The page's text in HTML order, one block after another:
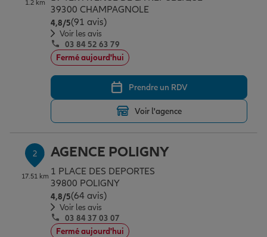
Assurance emprunteur
Prévoyance et dépendance
Assurance animal de compagnie
Protection de la famille
Protection juridique
Épargne & retraite
Plan épargne retraite
Assurance vie
Placements financiers
Investissements immobiliers
Transmission
Vos projets
Partir en vacances
Déménager
Changer de voiture
Départ à la retraite
Conseil assurance
Outre-mer
Assurance auto
Assurance habitation
Professionnels
Allianz en France
1.2 km
39300 CHAMPAGNOLE
4,8/5Note de 4.8 sur 5
(91 avis)
Voir les avis
03 84 52 63 79
Fermé aujourd'hui
Prendre un RDV
Voir l'agence
2
17.51 km
AGENCE POLIGNY
1 PLACE DES DEPORTES
39800 POLIGNY
4,8/5Note de 4.8 sur 5
(64 avis)
Voir les avis
03 84 37 03 07
Fermé aujourd'hui